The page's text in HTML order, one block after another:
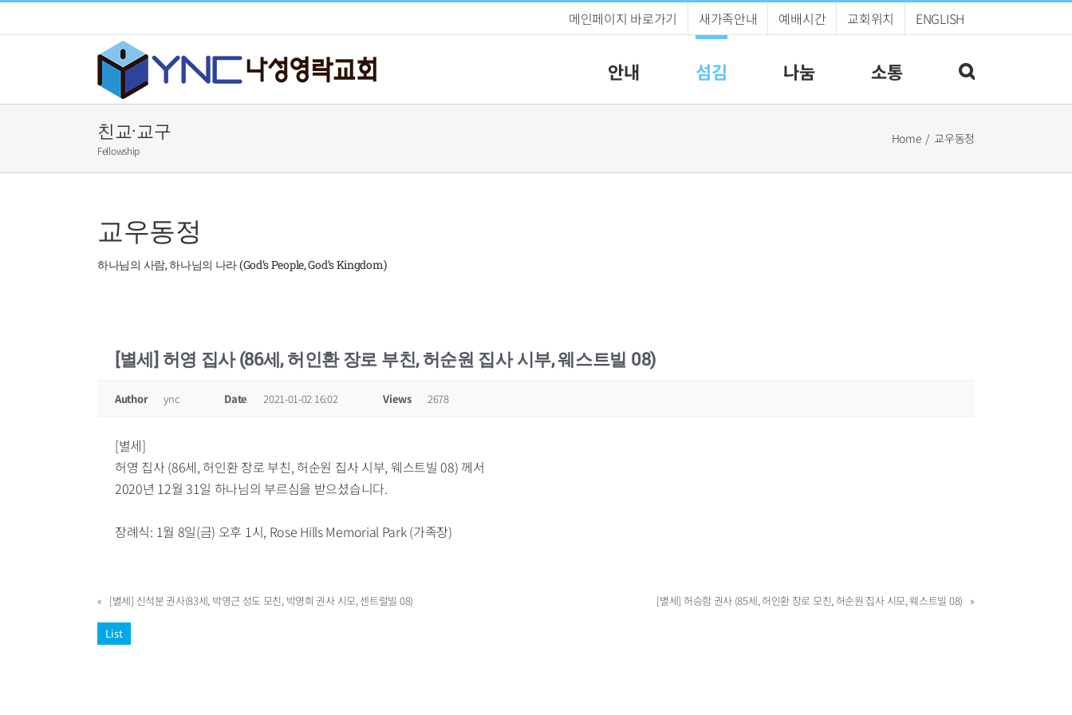
to
메인페이지 바로가기 새가족안내 예배시간 교회위치 ENGLISH
안내 섬김 나눔 소통
친교·교구
Fellowship
Home 교우동정
교우동정
하나님의 사람, 하나님의 나라 (God’s People, God’s Kingdom)
[별세] 허영 집사 (86세, 허인환 장로 부친, 허순원 집사 시부, 웨스트빌 08)
Author ync Date 2021-01-02 16:02 Views 2678
[별세]
허영 집사 (86세, 허인환 장로 부친, 허순원 집사 시부, 웨스트빌 08) 께서
2020년 12월 31일 하나님의 부르심을 받으셨습니다.
장례식: 1월 8일(금) 오후 1시, Rose Hills Memorial Park (가족장)
« [별세] 신석분 권사(83세, 박영근 성도 모친, 박영희 권사 시모, 센트럴빌 08) [별세] 허승함 권사 (85세, 허인환 장로 모친, 허순원 집사 시모, 웨스트빌 08) »
List